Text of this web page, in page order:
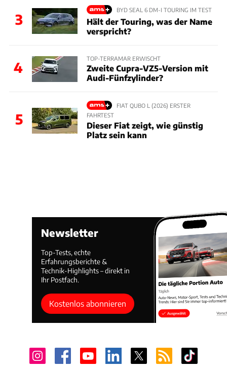
3
BYD SEAL 6 DM-I TOURING IM TEST
Hält der Touring, was der Name
verspricht?
4
TOP-TERRAMAR ERWISCHT
Zweite Cupra-VZ5-Version mit
Audi-Fünfzylinder?
5
FIAT QUBO L (2026) ERSTER
FAHRTEST
Dieser Fiat zeigt, wie günstig
Platz sein kann
Newsletter
Top-Tests, echte
Erfahrungsberichte &
Technik-Highlights – direkt in
Ihr Postfach.
Kostenlos abonnieren